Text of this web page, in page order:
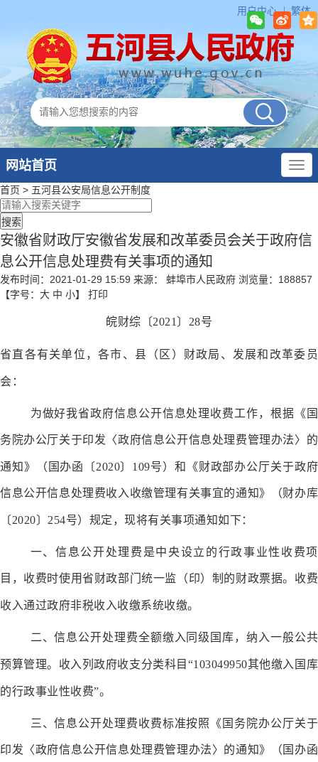
用户中心 繁体
网站首页
首页 > 五河县公安局信息公开制度
安徽省财政厅安徽省发展和改革委员会关于政府信
息公开信息处理费有关事项的通知
发布时间：2021-01-29 15:59 来源： 蚌埠市人民政府 浏览量： 188857
【字号： 大 中 小】 打印
皖财综〔2021 〕 28号
省直各有关单位，各市、县（区）财政局 、发展和改革委员
会 ：
为做好我省政府信息公开信息处理收费工作，根据《国
务院办公厅关于印发〈政府信息公开信息处理费管理办法〉的
通知 》（ 国办函 〔2020〕 109号） 和《财政部办公厅关于政府
信息公开信息处理费收入收缴管理有关事宜的通知》（财办库
〔2020〕 254号） 规定，现将有关事项通知如下：
一、信息公开处理费是中央设立的行政事业性收费项
目，收费时使用省财政部门统一监（印）制的财政票据。收费
收入通过政府非税收入收缴系统收缴。
二、信息公开处理费全额缴入同级国库，纳入一般公共
预算管理。收入列政府收支分类科目 “103049950其他缴入国库
的行政事业性收费”。
三、信息公开处理费收费标准按照《 国务院办公厅关于
印发〈政府信息公开信息处理费管理办法〉的通知》（ 国办函